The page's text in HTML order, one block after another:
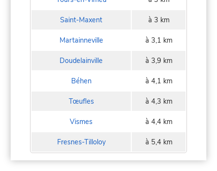
Saint-Maxent à 3 km
Martainneville à 3,1 km
Doudelainville à 3,9 km
Béhen à 4,1 km
Tœufles à 4,3 km
Vismes à 4,4 km
Fresnes-Tilloloy à 5,4 km